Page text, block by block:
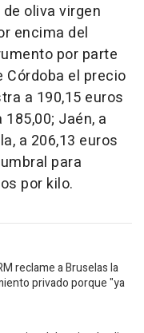
oliva virgen
encima del
por parte
Córdoba el precio
a 190,15 euros
Jaén, a
a 206,13 euros
para
por kilo.
reclame a Bruselas la
privado porque "ya